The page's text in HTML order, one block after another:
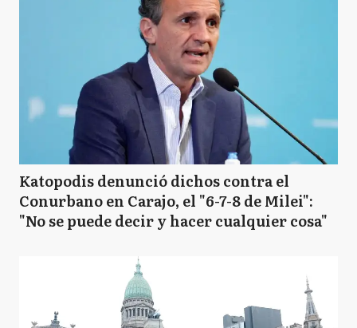
Katopodis denunció dichos contra el
Conurbano en Carajo, el "6-7-8 de Milei":
"No se puede decir y hacer cualquier cosa"